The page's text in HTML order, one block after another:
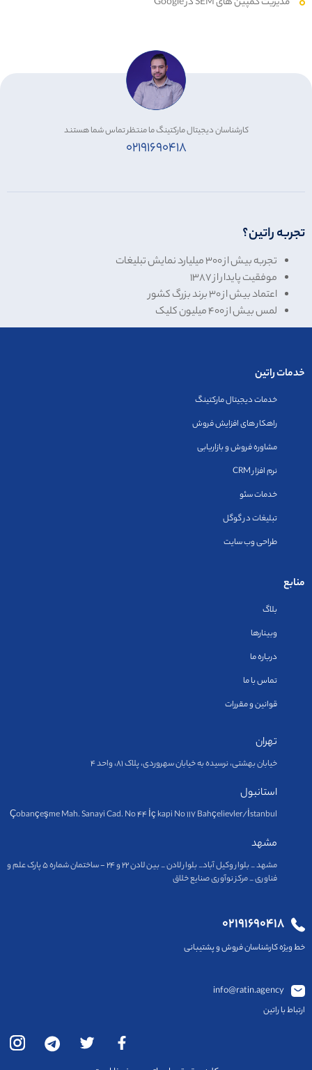
کارشناسان دیجیتال مارکتینگ ما منتظر تماس شما هستند
۰۲۱۹۱۶۹۰۴۱۸
تجربه راتین؟
تجربه بیش از۳۰۰میلیارد نمایش تبلیغات
موفقیت پایدار از ۱۳۸۷
اعتماد بیش از۳۰برند بزرگ کشور
لمس بیش از۴۰۰میلیون کلیک
خدمات راتین
خدمات دیجیتال مارکتینگ
راهکار های افزایش فروش
مشاوره فروش و بازاریابی
نرم افزار CRM
خدمات سئو
تبلیغات در گوگل
طراحی وب سایت
منابع
بلاگ
وبینارها
درباره ما
تماس با ما
قوانین و مقررات
تهران
خیابان بهشتی، نرسیده به خیابان سهروردی، پلاک ۸۱، واحد ۴
استانبول
Çobançeşme Mah. Sanayi Cad. No 44 İç kapi No 117 Bahçelievler/İstanbul
مشهد
مشهد _ بلوار وکیل آباد_ بلوار لادن _ بین لادن ۲۲ و ۲۴ - ساختمان شماره ۵ پارک علم و
فناوری _ مرکز نوآوری صنایع خلاق
۰۲۱۹۱۶۹۰۴۱۸
خط ویژه کارشناسان فروش و پشتیبانی
info@ratin.agency
ارتباط با راتین